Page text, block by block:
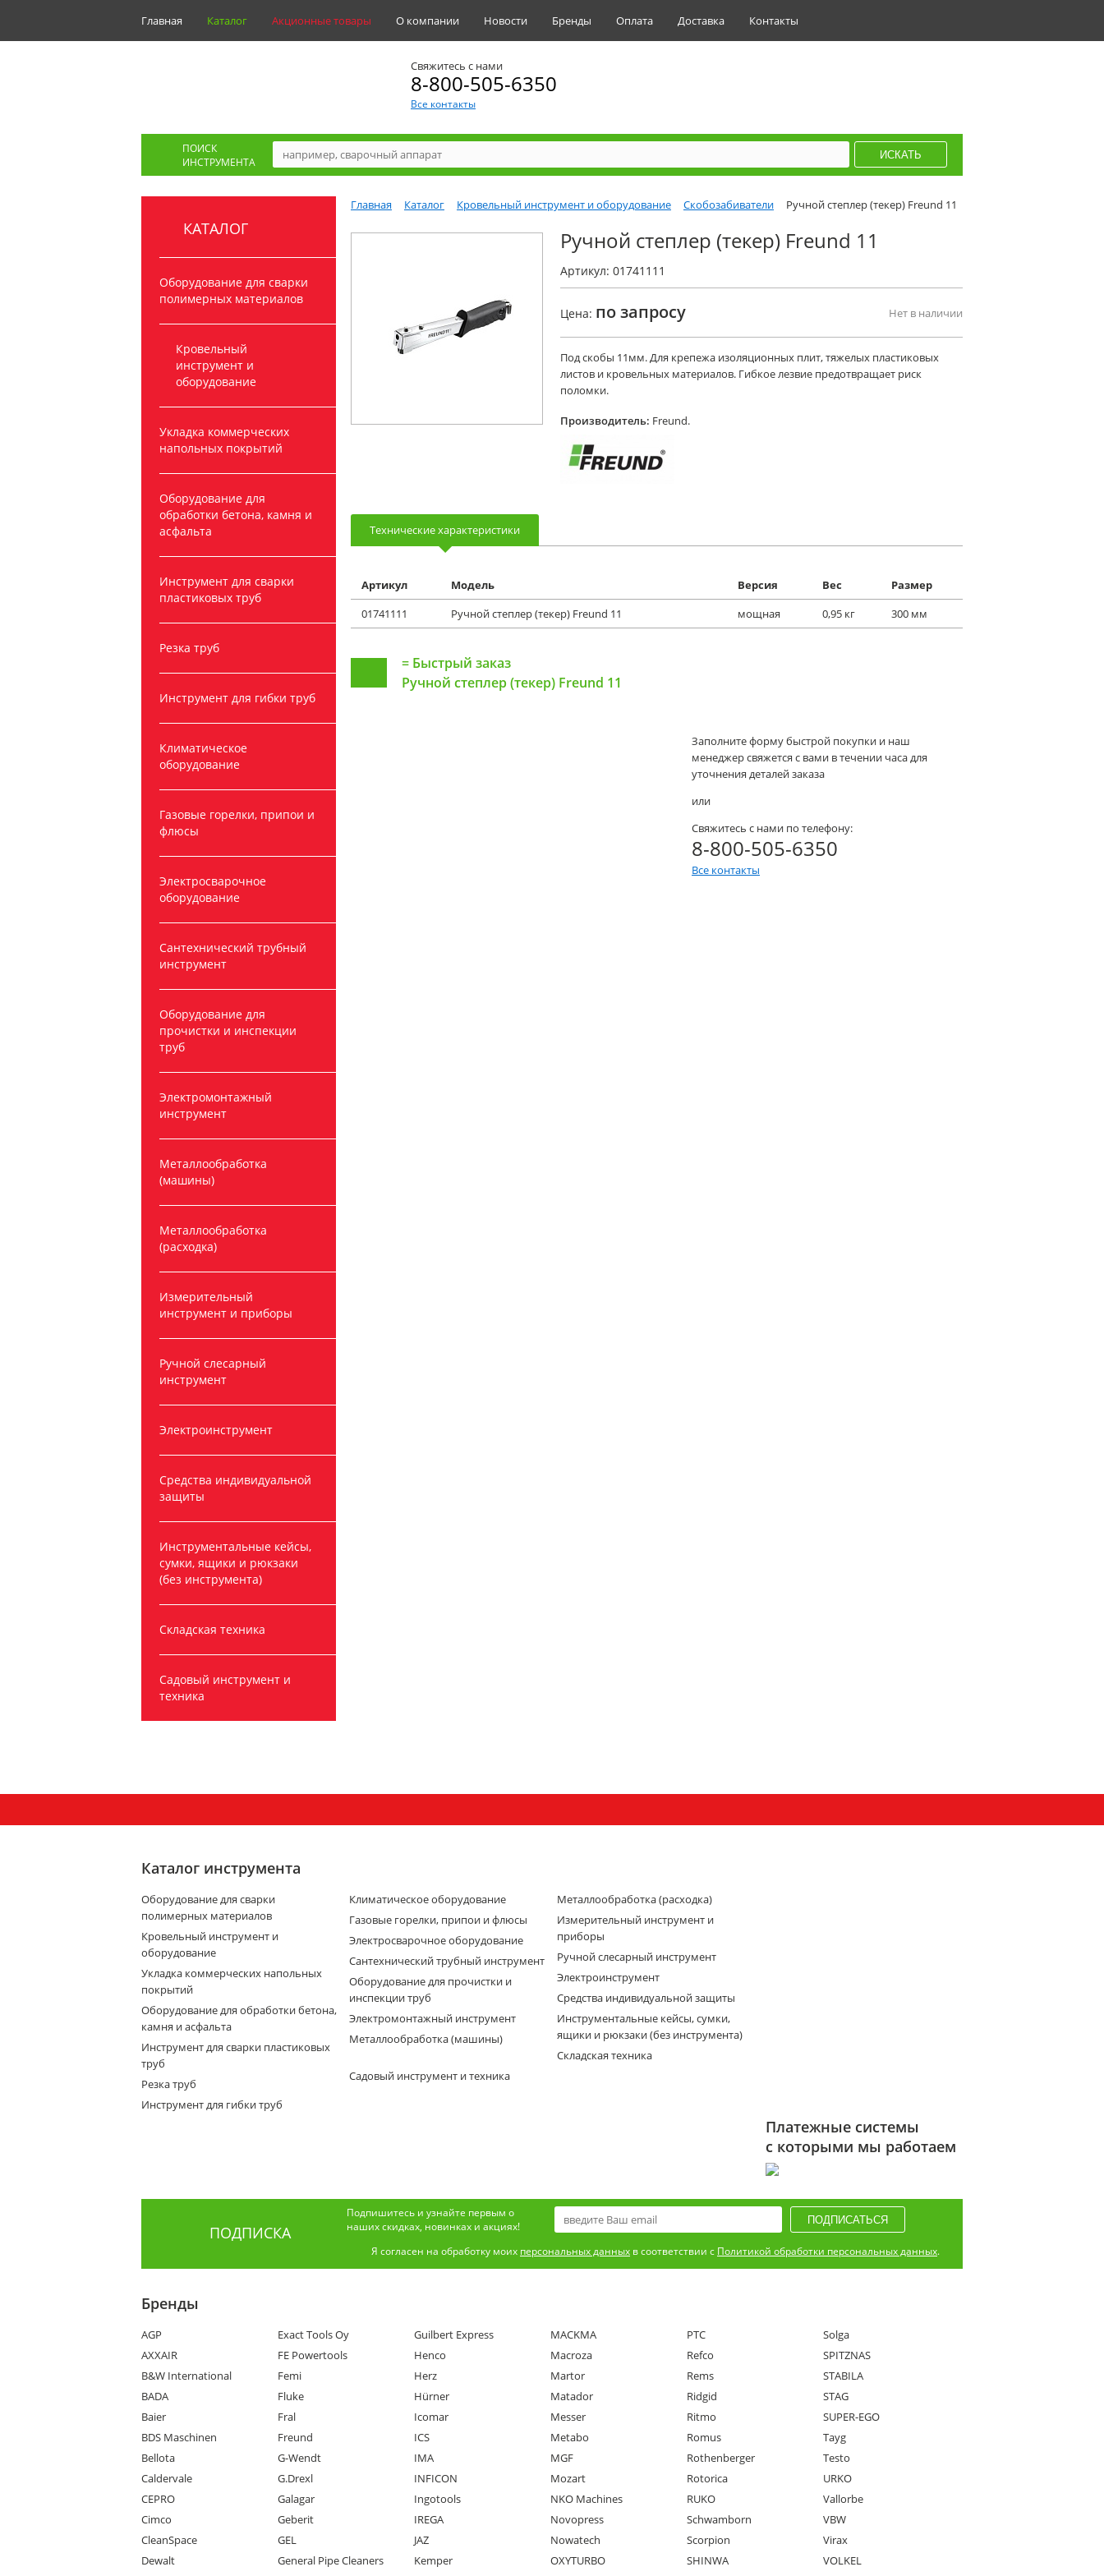
Главная Каталог Акционные товары О компании Новости Бренды Оплата Доставка Контакты
Свяжитесь с нами
8-800-505-6350
Все контакты
ПОИСК
ИНСТРУМЕНТА
КАТАЛОГ
Оборудование для сварки
полимерных материалов
Кровельный
инструмент и
оборудование
Укладка коммерческих
напольных покрытий
Оборудование для
обработки бетона, камня и
асфальта
Инструмент для сварки
пластиковых труб
Резка труб
Инструмент для гибки труб
Климатическое
оборудование
Газовые горелки, припои и
флюсы
Электросварочное
оборудование
Сантехнический трубный
инструмент
Оборудование для
прочистки и инспекции
труб
Электромонтажный
инструмент
Металлообработка
(машины)
Металлообработка
(расходка)
Измерительный
инструмент и приборы
Ручной слесарный
инструмент
Электроинструмент
Средства индивидуальной
защиты
Инструментальные кейсы,
сумки, ящики и рюкзаки
(без инструмента)
Складская техника
Садовый инструмент и
техника
Главная Каталог Кровельный инструмент и оборудование Скобозабиватели Ручной степлер (текер) Freund 11
Ручной степлер (текер) Freund 11
Артикул: 01741111
Цена: по запросу Нет в наличии
Под скобы 11мм. Для крепежа изоляционных плит, тяжелых пластиковых
листов и кровельных материалов. Гибкое лезвие предотвращает риск
поломки.
Производитель: Freund.
Технические характеристики
Артикул Модель Версия Вес
Размер
01741111
Ручной степлер (текер) Freund 11 мощная 0,95 кг 300 мм
= Быстрый заказ
Ручной степлер (текер) Freund 11
Заполните форму быстрой покупки и наш
менеджер свяжется с вами в течении часа для
уточнения деталей заказа
или
Свяжитесь с нами по телефону:
8-800-505-6350
Все контакты
Каталог инструмента
Оборудование для сварки
полимерных материалов
Кровельный инструмент и
оборудование
Укладка коммерческих напольных
покрытий
Оборудование для обработки бетона,
камня и асфальта
Инструмент для сварки пластиковых
труб
Резка труб
Инструмент для гибки труб
Климатическое оборудование
Газовые горелки, припои и флюсы
Электросварочное оборудование
Сантехнический трубный инструмент
Оборудование для прочистки и
инспекции труб
Электромонтажный инструмент
Металлообработка (машины)
Металлообработка (расходка)
Измерительный инструмент и
приборы
Ручной слесарный инструмент
Электроинструмент
Средства индивидуальной защиты
Инструментальные кейсы, сумки,
ящики и рюкзаки (без инструмента)
Складская техника
Садовый инструмент и техника
Платежные системы
с которыми мы работаем
ПОДПИСКА
Подпишитесь и узнайте первым о
наших скидках, новинках и акциях!
Я согласен на обработку моих персональных данных в соответствии с Политикой обработки персональных данных.
Бренды
AGP
AXXAIR
B&W International
BADA
Baier
BDS Maschinen
Bellota
Caldervale
CEPRO
Cimco
CleanSpace
Dewalt
Exact Tools Oy
FE Powertools
Femi
Fluke
Fral
Freund
G-Wendt
G.Drexl
Galagar
Geberit
GEL
General Pipe Cleaners
Guilbert Express
Henco
Herz
Hürner
Icomar
ICS
IMA
INFICON
Ingotools
IREGA
JAZ
Kemper
MACKMA
Macroza
Martor
Matador
Messer
Metabo
MGF
Mozart
NKO Machines
Novopress
Nowatech
OXYTURBO
PTC
Refco
Rems
Ridgid
Ritmo
Romus
Rothenberger
Rotorica
RUKO
Schwamborn
Scorpion
SHINWA
Solga
SPITZNAS
STABILA
STAG
SUPER-EGO
Tayg
Testo
URKO
Vallorbe
VBW
Virax
VOLKEL